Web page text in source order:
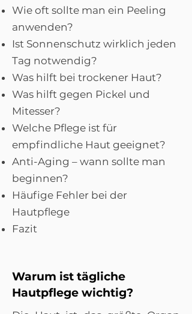
Wie oft sollte man ein Peeling
anwenden?
Ist Sonnenschutz wirklich jeden
Tag notwendig?
Was hilft bei trockener Haut?
Was hilft gegen Pickel und
Mitesser?
Welche Pflege ist für
empfindliche Haut geeignet?
Anti-Aging – wann sollte man
beginnen?
Häufige Fehler bei der
Hautpflege
Fazit
Warum ist tägliche
Hautpflege wichtig?